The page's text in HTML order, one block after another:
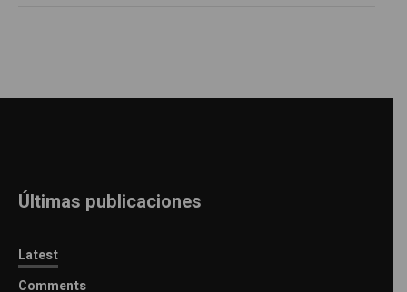
Últimas publicaciones
Latest
Comments